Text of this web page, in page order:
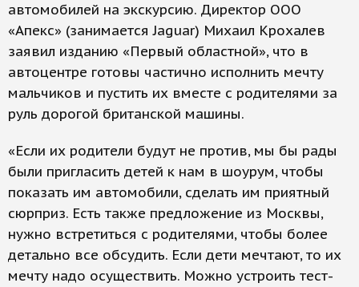
автомобилей на экскурсию. Директор ООО
«Апекс» (занимается Jaguar) Михаил Крохалев
заявил изданию «Первый областной», что в
автоцентре готовы частично исполнить мечту
мальчиков и пустить их вместе с родителями за
руль дорогой британской машины.
«Если их родители будут не против, мы бы рады
были пригласить детей к нам в шоурум, чтобы
показать им автомобили, сделать им приятный
сюрприз. Есть также предложение из Москвы,
нужно встретиться с родителями, чтобы более
детально все обсудить. Если дети мечтают, то их
мечту надо осуществить. Можно устроить тест-